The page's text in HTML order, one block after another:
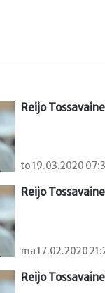
Reijo
to 19.03.2020
Reijo
ma 17.02.2020
Reijo